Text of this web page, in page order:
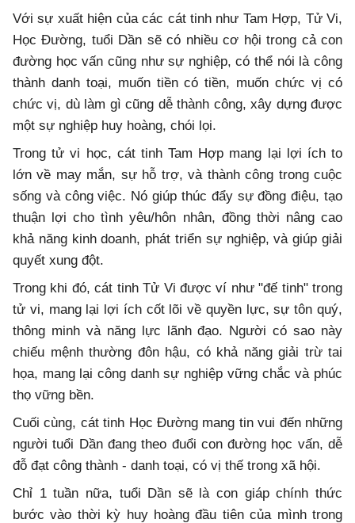
Với sự xuất hiện của các cát tinh như Tam Hợp, Tử Vi,
Học Đường, tuổi Dần sẽ có nhiều cơ hội trong cả con
đường học vấn cũng như sự nghiệp, có thể nói là công
thành danh toại, muốn tiền có tiền, muốn chức vị có
chức vị, dù làm gì cũng dễ thành công, xây dựng được
một sự nghiệp huy hoàng, chói lọi.
Trong tử vi học, cát tinh Tam Hợp mang lại lợi ích to
lớn về may mắn, sự hỗ trợ, và thành công trong cuộc
sống và công việc. Nó giúp thúc đẩy sự đồng điệu, tạo
thuận lợi cho tình yêu/hôn nhân, đồng thời nâng cao
khả năng kinh doanh, phát triển sự nghiệp, và giúp giải
quyết xung đột.
Trong khi đó, cát tinh Tử Vi được ví như "đế tinh" trong
tử vi, mang lại lợi ích cốt lõi về quyền lực, sự tôn quý,
thông minh và năng lực lãnh đạo. Người có sao này
chiếu mệnh thường đôn hậu, có khả năng giải trừ tai
họa, mang lại công danh sự nghiệp vững chắc và phúc
thọ vững bền.
Cuối cùng, cát tinh Học Đường mang tin vui đến những
người tuổi Dần đang theo đuổi con đường học vấn, dễ
đỗ đạt công thành - danh toại, có vị thế trong xã hội.
Chỉ 1 tuần nữa, tuổi Dần sẽ là con giáp chính thức
bước vào thời kỳ huy hoàng đầu tiên của mình trong